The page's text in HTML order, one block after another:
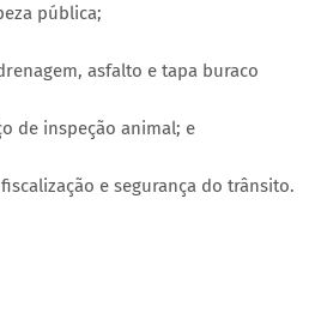
pública;
asfalto e tapa buraco
de inspeção animal; e
e segurança do trânsito.